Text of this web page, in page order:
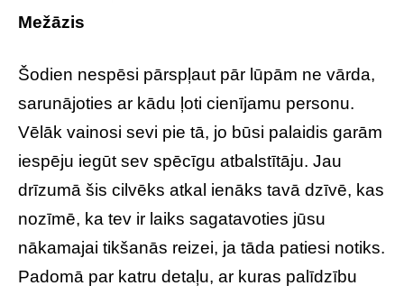
Mežāzis
Šodien nespēsi pārspļaut pār lūpām ne vārda,
sarunājoties ar kādu ļoti cienījamu personu.
Vēlāk vainosi sevi pie tā, jo būsi palaidis garām
iespēju iegūt sev spēcīgu atbalstītāju. Jau
drīzumā šis cilvēks atkal ienāks tavā dzīvē, kas
nozīmē, ka tev ir laiks sagatavoties jūsu
nākamajai tikšanās reizei, ja tāda patiesi notiks.
Padomā par katru detaļu, ar kuras palīdzību